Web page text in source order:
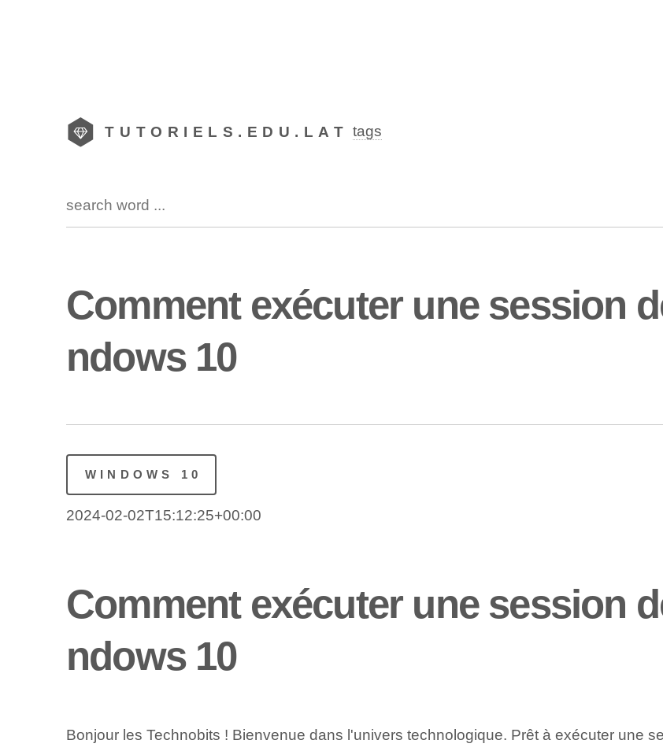
TUTORIELS.EDU.LAT tags
Comment exécuter une session
ndows 10
WINDOWS 10
2024-02-02T15:12:25+00:00
Comment exécuter une session
ndows 10
Bonjour les Technobits ! Bienvenue dans l'univers technologique. Prêt à exécuter une